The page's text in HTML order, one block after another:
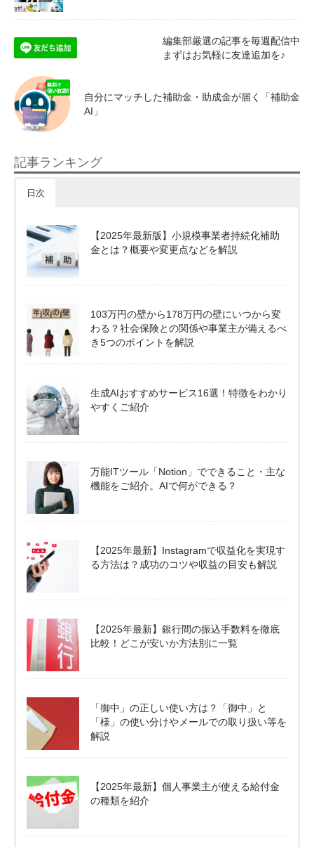
編集部厳選の記事を毎週配信中
まずはお気軽に友達追加を♪
自分にマッチした補助金・助成金が届く「補助金
AI」
記事ランキング
日次
【2025年最新版】小規模事業者持続化補助
金とは？概要や変更点などを解説
103万円の壁から178万円の壁にいつから変
わる？社会保険との関係や事業主が備えるべ
き5つのポイントを解説
生成AIおすすめサービス16選！特徴をわかり
やすくご紹介
万能ITツール「Notion」でできること・主な
機能をご紹介。AIで何ができる？
【2025年最新】Instagramで収益化を実現す
る方法は？成功のコツや収益の目安も解説
【2025年最新】銀行間の振込手数料を徹底
比較！どこが安いか方法別に一覧
「御中」の正しい使い方は？「御中」と
「様」の使い分けやメールでの取り扱い等を
解説
【2025年最新】個人事業主が使える給付金
の種類を紹介